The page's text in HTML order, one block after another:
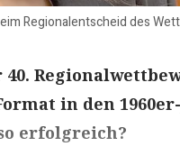
Regionalentscheid des
in den
erfolgreich?